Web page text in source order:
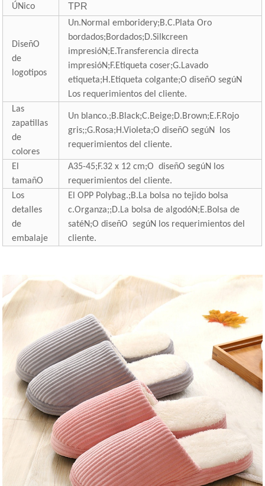
ÚNico TPR
DiseñO
de
logotipos
Un.Normal emboridery;B.C.Plata Oro
bordados;Bordados;D.Silkcreen
impresióN;E.Transferencia directa
impresióN;F.Etiqueta coser;G.Lavado
etiqueta;H.Etiqueta colgante;O diseñO segúN
Los requerimientos del cliente.
Las
zapatillas
de
colores
Un blanco.;B.Black;C.Beige;D.Brown;E.F.Rojo
gris;;G.Rosa;H.Violeta;O diseñO segúN
los
requerimientos del cliente.
El
tamañO
A35-45;F.32 x 12 cm;O diseñO segúN los
requerimientos del cliente.
Los
detalles
de
embalaje
El OPP Polybag.;B.La bolsa no tejido bolsa
c.Organza;;D.La bolsa de algodóN;E.Bolsa de
satéN;O diseñO segúN los requerimientos del
cliente.